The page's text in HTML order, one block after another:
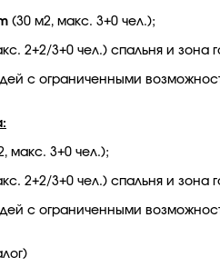
(30 м2, макс. 3+0 чел.);
2+2/3+0 чел.) спальня и зона
с ограниченными
макс. 3+0 чел.);
2+2/3+0 чел.) спальня и зона
с ограниченными